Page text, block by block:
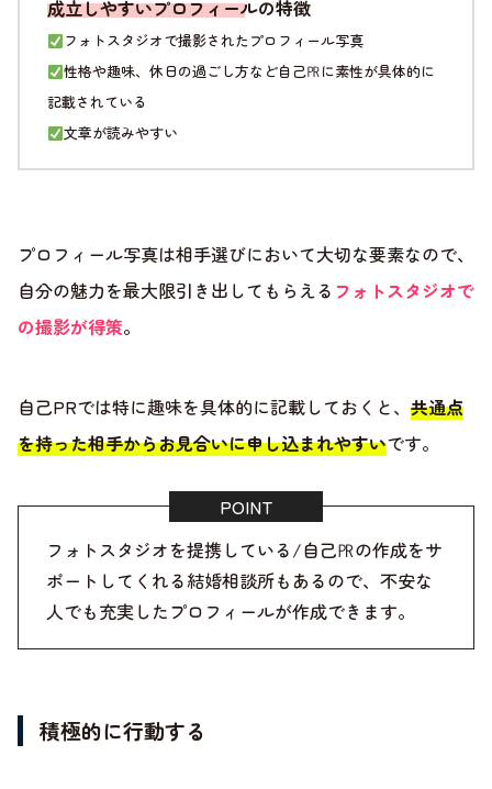
成立しやすいプロフィールの特徴
フォトスタジオで撮影されたプロフィール写真
性格や趣味、休日の過ごし方など自己㏚に素性が具体的に
記載されている
文章が読みやすい
プロフィール写真は相手選びにおいて大切な要素なので、
自分の魅力を最大限引き出してもらえる フォトスタジオで
の撮影が得策。
自己PRでは特に趣味を具体的に記載しておくと、 共通点
を持った相手からお見合いに申し込まれやすいです。
フォトスタジオを提携している/自己㏚の作成をサ
ポートしてくれる結婚相談所もあるので、不安な
人でも充実したプロフィールが作成できます。
積極的に行動する